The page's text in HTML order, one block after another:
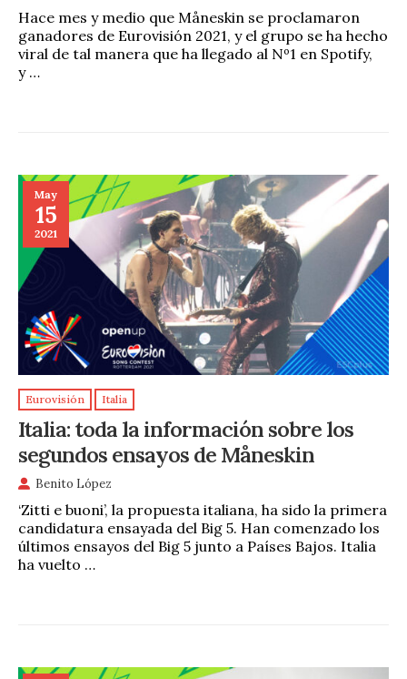
Hace mes y medio que Måneskin se proclamaron
ganadores de Eurovisión 2021, y el grupo se ha hecho
viral de tal manera que ha llegado al Nº1 en Spotify,
y …
May
15
2021
Eurovisión Italia
Italia: toda la información sobre los
segundos ensayos de Måneskin
Benito López
‘Zitti e buoni’, la propuesta italiana, ha sido la primera
candidatura ensayada del Big 5. Han comenzado los
últimos ensayos del Big 5 junto a Países Bajos. Italia
ha vuelto …